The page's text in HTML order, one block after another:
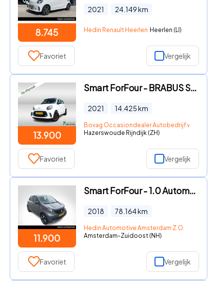
8.745
2021 24.149km
Hedin Renault Heerlen Heerlen (LI)
Favoriet Vergelijk
13.900
Smart ForFour - BRABUS Style18 kWh 1e-Eig. & Dealer-Onderh. BOVAG-Garantie.
2021 14.425km
Bovag Occasiondealer Autobedrijf van Schie
Hazerswoude Rijndijk (ZH)
Favoriet Vergelijk
11.900
Smart ForFour - 1.0 Automaat Business Solution | Airco | Cruise Control | Li
2018 78.164km
Hedin Automotive Amsterdam Z.O.
Amsterdam-Zuidoost (NH)
Favoriet Vergelijk